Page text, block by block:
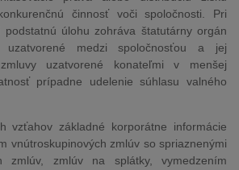
činnosť voči spoločnosti. Pri
podstatnú úlohu zohráva štatutárny orgán
uzatvorené medzi spoločnosťou a jej
uzatvorené konateľmi v menšej
prípadne udelenie súhlasu valného
vzťahov základné korporátne informácie
vnútroskupinových zmlúv so spriaznenými
zmlúv, zmlúv na splátky, vymedzením